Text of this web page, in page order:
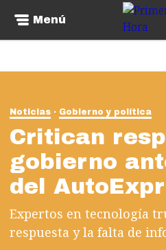
Menú
Noticias Gobierno y política
Critican
gobierno
del
Expertos en tecnología
respuesta y la falta de